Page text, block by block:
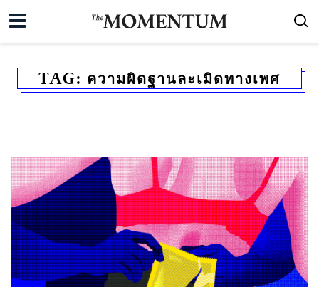
TAG: ความผิดฐานละเมิดทางเพศ